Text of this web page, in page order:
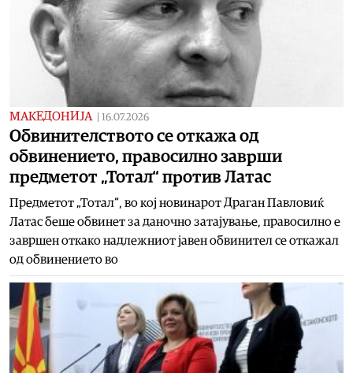
МАКЕДОНИЈА 16.07.2026
Обвинителството се откажа од
обвинението, правосилно заврши
предметот „Тотал“ против Латас
Предметот „Тотал“, во кој новинарот Драган Павловиќ
Латас беше обвинет за даночно затајување, правосилно е
завршен откако надлежниот јавен обвинител се откажал
од обвинението во